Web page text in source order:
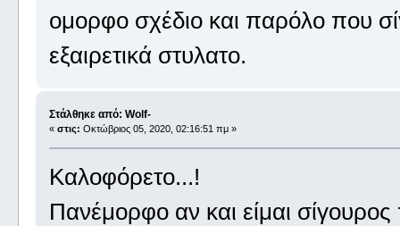
ομορφο σχέδιο και παρόλο που
εξαιρετικά στυλατο.
Στάλθηκε από: Wolf-
« στις: Οκτώβριος 05, 2020, 02:16:51 πμ »
Καλοφόρετο...!
Πανέμορφο αν και είμαι